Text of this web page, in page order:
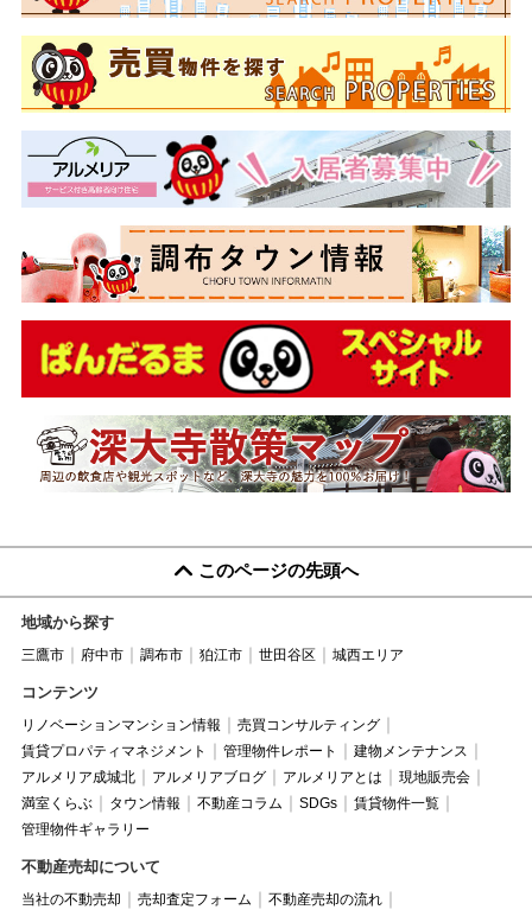
このページの先頭へ
地域から探す
三鷹市 府中市 調布市 狛江市 世田谷区 城西エリア
コンテンツ
リノベーションマンション情報
売買コンサルティング
賃貸プロパティマネジメント
管理物件レポート
建物メンテナンス
アルメリア成城北
アルメリアブログ アルメリアとは
現地販売会
満室くらぶ
タウン情報 不動産コラム SDGs
賃貸物件一覧
管理物件ギャラリー
不動産売却について
当社の不動売却 売却査定フォーム
不動産売却の流れ